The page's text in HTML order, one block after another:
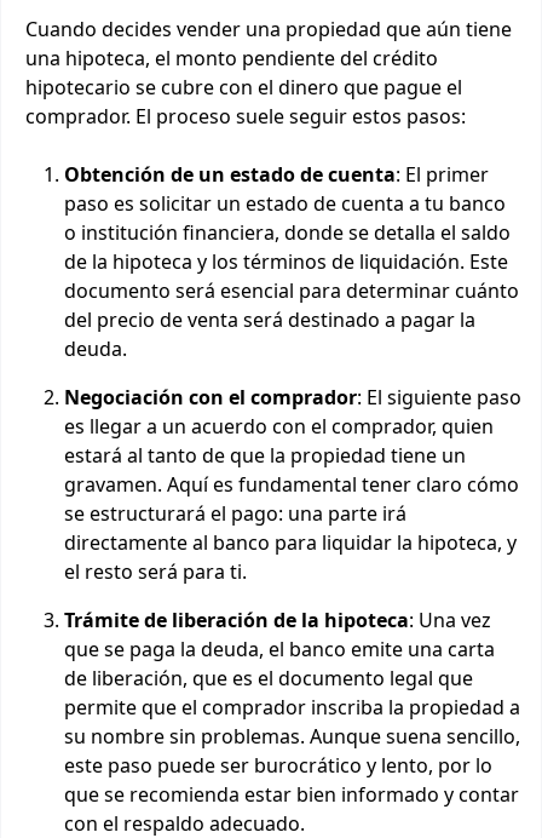
Cuando decides vender una propiedad que aún tiene
una hipoteca, el monto pendiente del crédito
hipotecario se cubre con el dinero que pague el
comprador. El proceso suele seguir estos pasos:
Obtención de un estado de cuenta: El primer
paso es solicitar un estado de cuenta a tu banco
o institución financiera, donde se detalla el saldo
de la hipoteca y los términos de liquidación. Este
documento será esencial para determinar cuánto
del precio de venta será destinado a pagar la
deuda.
Negociación con el comprador: El siguiente paso
es llegar a un acuerdo con el comprador, quien
estará al tanto de que la propiedad tiene un
gravamen. Aquí es fundamental tener claro cómo
se estructurará el pago: una parte irá
directamente al banco para liquidar la hipoteca, y
el resto será para ti.
Trámite de liberación de la hipoteca: Una vez
que se paga la deuda, el banco emite una carta
de liberación, que es el documento legal que
permite que el comprador inscriba la propiedad a
su nombre sin problemas. Aunque suena sencillo,
este paso puede ser burocrático y lento, por lo
que se recomienda estar bien informado y contar
con el respaldo adecuado.